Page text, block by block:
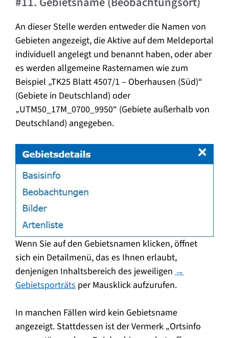
An dieser Stelle werden entweder die Namen von
Gebieten angezeigt, die Aktive auf dem Meldeportal
individuell angelegt und benannt haben, oder aber
es werden allgemeine Rasternamen wie zum
Beispiel „TK25 Blatt 4507/1 – Oberhausen (Süd)“
(Gebiete in Deutschland) oder
„UTM50_17M_0700_9950“ (Gebiete außerhalb von
Deutschland) angegeben.
Wenn Sie auf den Gebietsnamen klicken, öffnet
sich ein Detailmenü, das es Ihnen erlaubt,
denjenigen Inhaltsbereich des jeweiligen →
Gebietsporträts per Mausklick aufzurufen.
In manchen Fällen wird kein Gebietsname
angezeigt. Stattdessen ist der Vermerk „Ortsinfo